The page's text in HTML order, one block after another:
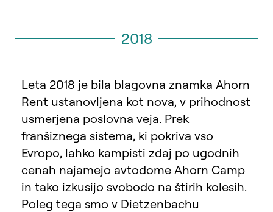
2018
Leta 2018 je bila blagovna znamka Ahorn
Rent ustanovljena kot nova, v prihodnost
usmerjena poslovna veja. Prek
franšiznega sistema, ki pokriva vso
Evropo, lahko kampisti zdaj po ugodnih
cenah najamejo avtodome Ahorn Camp
in tako izkusijo svobodo na štirih kolesih.
Poleg tega smo v Dietzenbachu